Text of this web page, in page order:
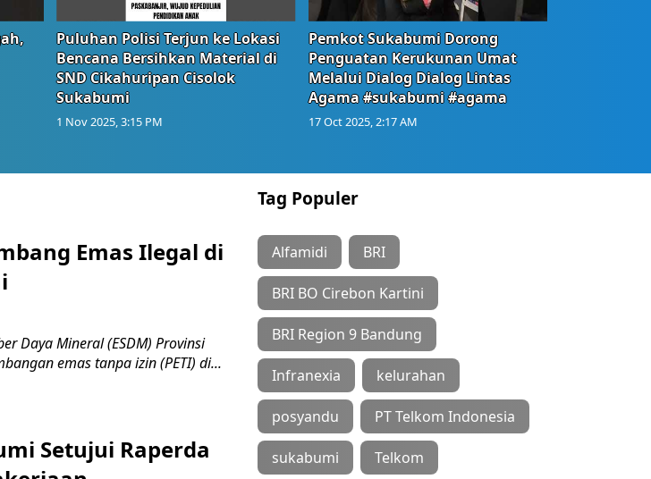
Puluhan Polisi Terjun ke Lokasi
Bencana Bersihkan Material di
SND Cikahuripan Cisolok
Sukabumi
1 Nov 2025, 3:15 PM
Pemkot Sukabumi Dorong
Penguatan Kerukunan Umat
Melalui Dialog Dialog Lintas
Agama #sukabumi #agama
17 Oct 2025, 2:17 AM
Emas Ilegal di
Daya Mineral (ESDM) Provinsi
emas tanpa izin (PETI) di...
Setujui Raperda
Tag Populer
Alfamidi BRI
BRI BO Cirebon Kartini
BRI Region 9 Bandung
Infranexia kelurahan
posyandu PT Telkom Indonesia
sukabumi Telkom